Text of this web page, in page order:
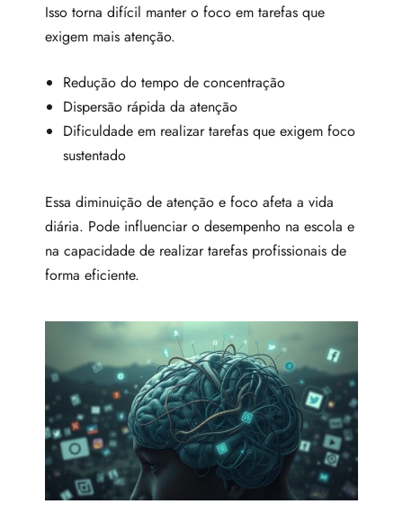
Isso torna difícil manter o foco em tarefas que
exigem mais atenção.
Redução do tempo de concentração
Dispersão rápida da atenção
Dificuldade em realizar tarefas que exigem foco
sustentado
Essa diminuição de atenção e foco afeta a vida
diária. Pode influenciar o desempenho na escola e
na capacidade de realizar tarefas profissionais de
forma eficiente.